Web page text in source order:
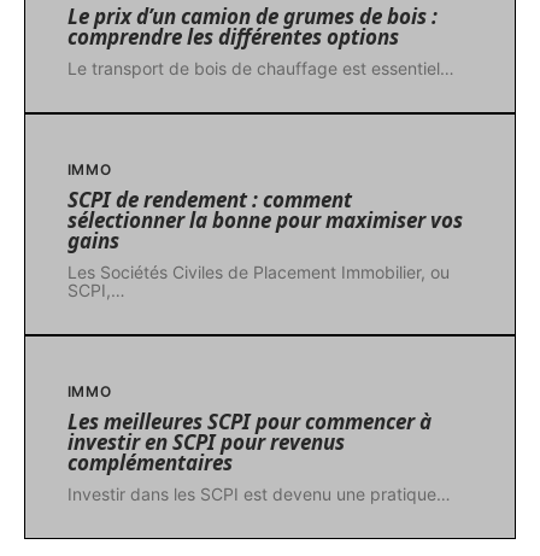
Le prix d’un camion de grumes de bois :
comprendre les différentes options
Le transport de bois de chauffage est essentiel…
IMMO
SCPI de rendement : comment
sélectionner la bonne pour maximiser vos
gains
Les Sociétés Civiles de Placement Immobilier, ou
SCPI,…
IMMO
Les meilleures SCPI pour commencer à
investir en SCPI pour revenus
complémentaires
Investir dans les SCPI est devenu une pratique…